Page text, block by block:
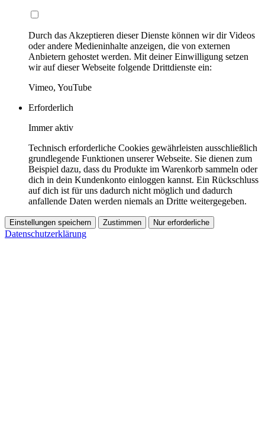
Durch das Akzeptieren dieser Dienste können wir dir Videos
oder andere Medieninhalte anzeigen, die von externen
Anbietern gehostet werden. Mit deiner Einwilligung setzen
wir auf dieser Webseite folgende Drittdienste ein:
Vimeo, YouTube
Erforderlich
Immer aktiv
Technisch erforderliche Cookies gewährleisten ausschließlich
grundlegende Funktionen unserer Webseite. Sie dienen zum
Beispiel dazu, dass du Produkte im Warenkorb sammeln oder
dich in dein Kundenkonto einloggen kannst. Ein Rückschluss
auf dich ist für uns dadurch nicht möglich und dadurch
anfallende Daten werden niemals an Dritte weitergegeben.
Einstellungen speichern Zustimmen Nur erforderliche
Datenschutzerklärung